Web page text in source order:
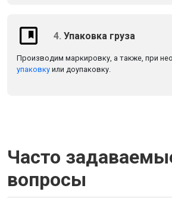
4. Упаковка груза
Производим маркировку, а также, при
упаковку или доупаковку.
Часто
вопросы